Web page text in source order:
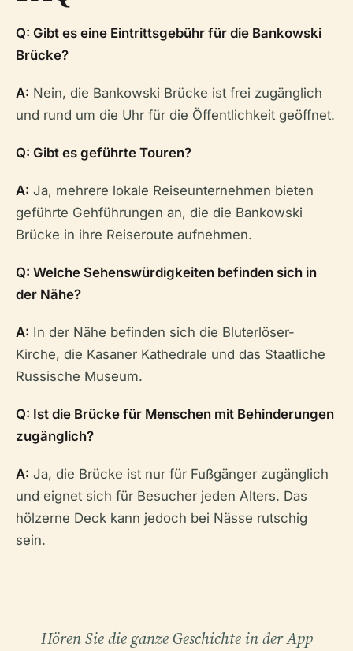
Q: Gibt es eine Eintrittsgebühr für die Bankowski
Brücke?
A: Nein, die Bankowski Brücke ist frei zugänglich
und rund um die Uhr für die Öffentlichkeit geöffnet.
Q: Gibt es geführte Touren?
A: Ja, mehrere lokale Reiseunternehmen bieten
geführte Gehführungen an, die die Bankowski
Brücke in ihre Reiseroute aufnehmen.
Q: Welche Sehenswürdigkeiten befinden sich in
der Nähe?
A: In der Nähe befinden sich die Bluterlöser-
Kirche, die Kasaner Kathedrale und das Staatliche
Russische Museum.
Q: Ist die Brücke für Menschen mit Behinderungen
zugänglich?
A: Ja, die Brücke ist nur für Fußgänger zugänglich
und eignet sich für Besucher jeden Alters. Das
hölzerne Deck kann jedoch bei Nässe rutschig
sein.
Hören Sie die ganze Geschichte in der App